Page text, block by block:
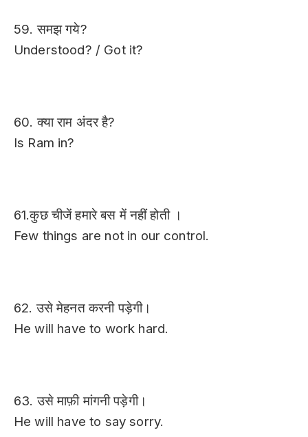
59. समझ गये?
Understood? / Got it?
60. क्या राम अंदर है?
Is Ram in?
61.कुछ चीजें हमारे बस में नहीं होती ।
Few things are not in our control.
62. उसे मेहनत करनी पड़ेगी।
He will have to work hard.
63. उसे माफ़ी मांगनी पड़ेगी।
He will have to say sorry.